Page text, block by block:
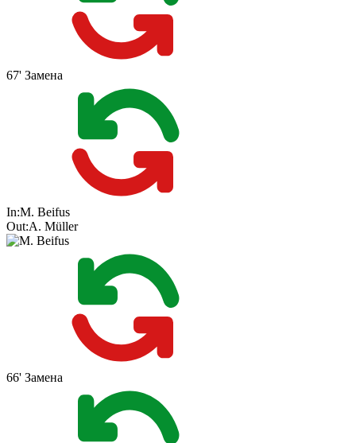
67' Замена
In:M. Beifus
Out:A. Müller
66' Замена